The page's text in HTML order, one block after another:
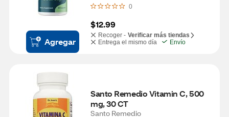
Agregar
0
$12.99
Recoger - Verificar más tiendas
Entrega el mismo día
Envío
Santo Remedio Vitamin C, 500
mg, 30 CT
Santo Remedio